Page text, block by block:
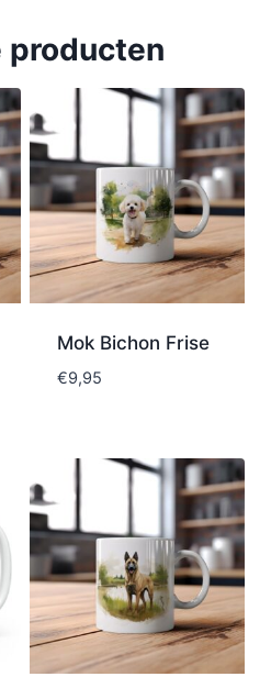
producten
Mok Bichon Frise
€9,95